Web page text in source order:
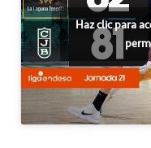
Haz clic para